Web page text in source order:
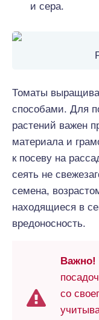
и сера.
Томаты
способами. Для
растений важен
материала и
к посеву на
сеять не
семена,
находящиеся в
вредоносность.
Важно!
со